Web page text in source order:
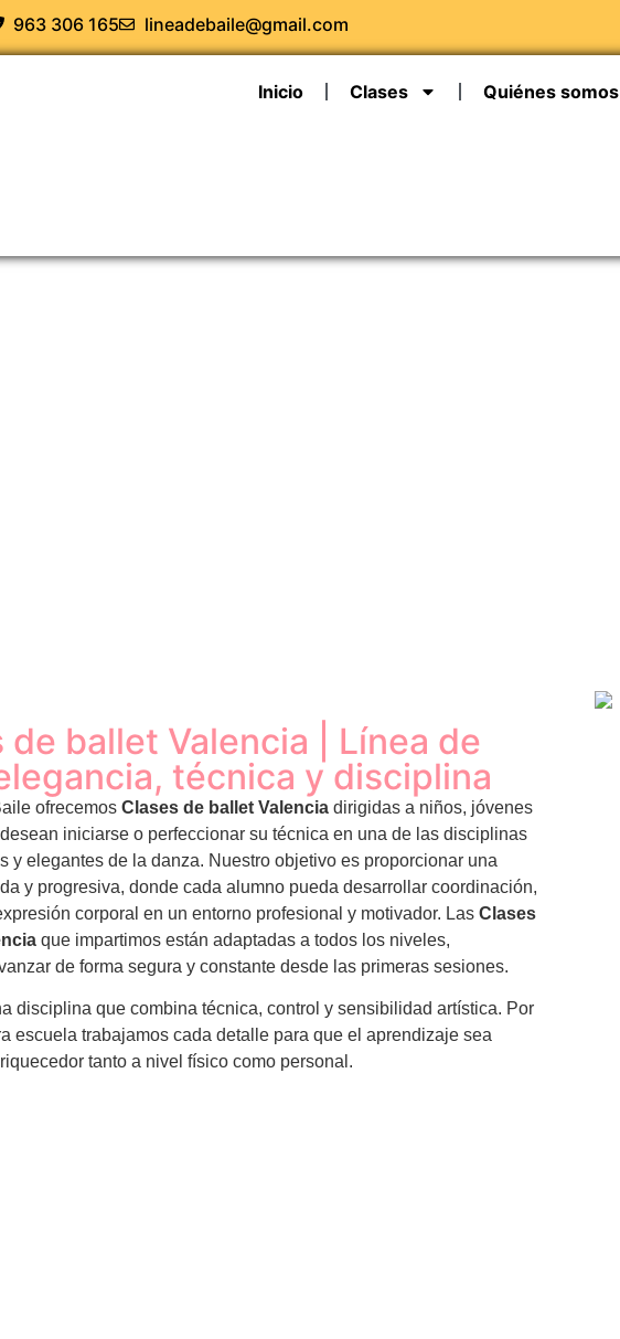
963 306 165 lineadebaile@gmail.com
Inicio Clases Quiénes somos
de ballet Valencia | Línea de
técnica y disciplina
ofrecemos Clases de ballet Valencia dirigidas a niños, jóvenes
iniciarse o perfeccionar su técnica en una de las disciplinas
y elegantes de la danza. Nuestro objetivo es proporcionar una
y progresiva, donde cada alumno pueda desarrollar coordinación,
corporal en un entorno profesional y motivador. Las Clases
que impartimos están adaptadas a todos los niveles,
de forma segura y constante desde las primeras sesiones.
disciplina que combina técnica, control y sensibilidad artística. Por
escuela trabajamos cada detalle para que el aprendizaje sea
tanto a nivel físico como personal.